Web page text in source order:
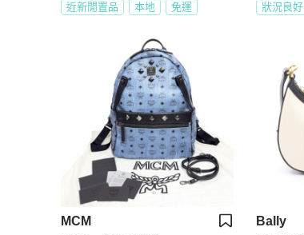
近新閒置品 本地 免運 狀況良好
MCM Bally